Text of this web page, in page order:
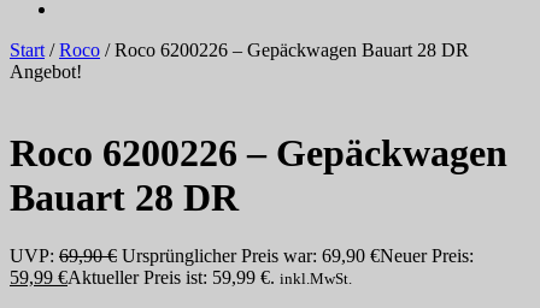
Start/Roco / Roco 6200226 – Gepäckwagen Bauart 28 DR
Angebot!
Roco 6200226 – Gepäckwagen
Bauart 28 DR
UVP: 69,90€ Ursprünglicher Preis war: 69,90 €Neuer Preis:
59,99 €Aktueller Preis ist: 59,99 €. inkl.MwSt.